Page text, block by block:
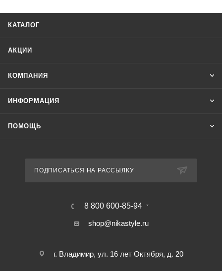
КАТАЛОГ
АКЦИИ
КОМПАНИЯ
ИНФОРМАЦИЯ
ПОМОЩЬ
ПОДПИСАТЬСЯ НА РАССЫЛКУ
8 800 600-85-94
shop@nikastyle.ru
г. Владимир, ул. 16 лет Октября, д. 20